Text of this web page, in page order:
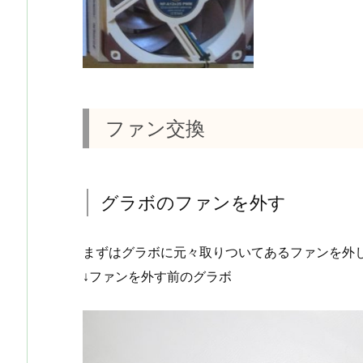
ファン交換
グラボのファンを外す
まずはグラボに元々取りついてあるファンを外
↓ファンを外す前のグラボ